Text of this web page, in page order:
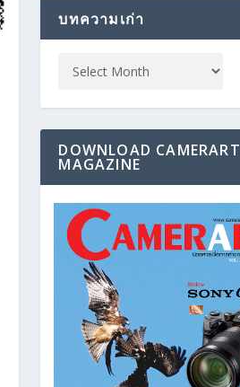
บทความเก่า
DOWNLOAD CAMERART
MAGAZINE